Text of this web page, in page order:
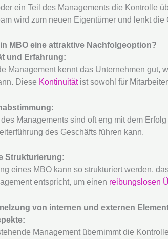
ein Teil des Managements die Kontrolle
wird zum neuen Eigentümer und lenkt
MBO eine attraktive Nachfolgeoption?
und Erfahrung:
Management kennt das Unternehmen gut,
Diese Kontinuitätist sowohl für
Managements sind oft eng mit dem
des Geschäfts führen kann.
Strukturierung:
eines MBO kann so strukturiert werden,
entspricht, um einen reibungslosen
von internen und externen
Management übernimmt die